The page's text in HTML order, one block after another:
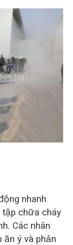
nhanh
chữa cháy
Các nhân
ăn ý và phản